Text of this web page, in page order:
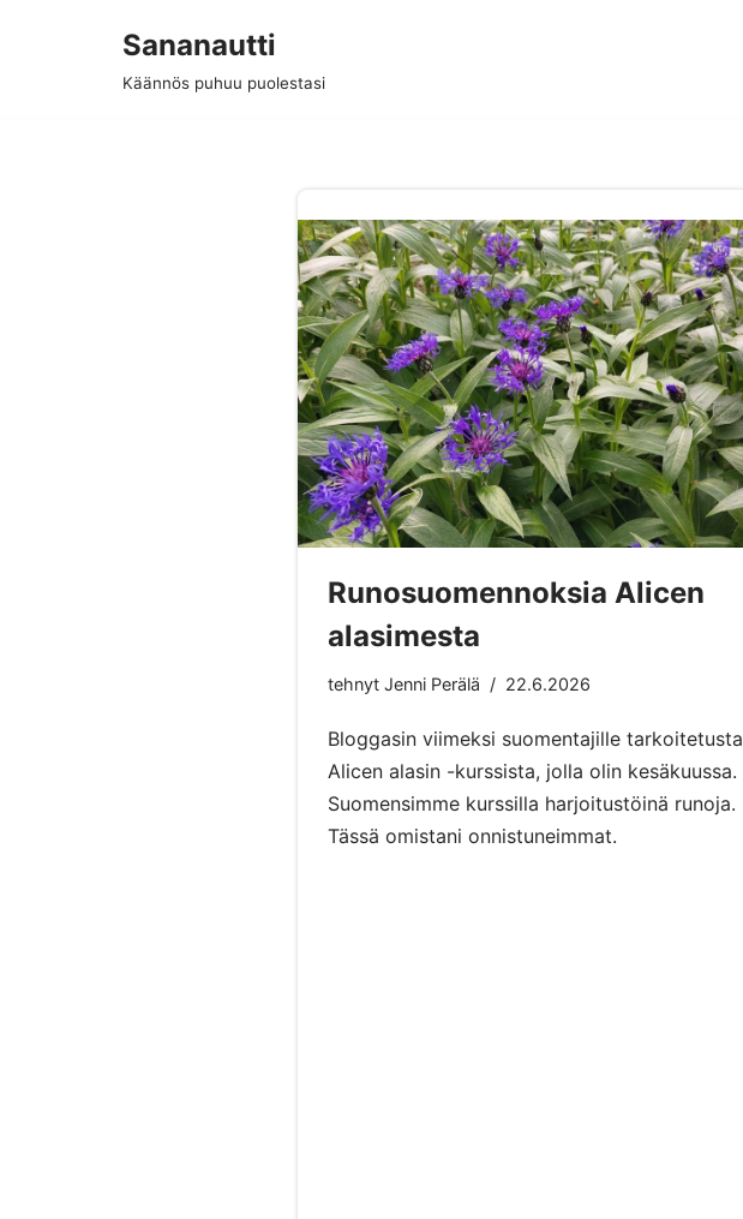
Sananautti
Käännös puhuu puolestasi
Runosuomennoksia Alicen
alasimesta
tehnytJenni Perälä 22.6.2026
Bloggasin viimeksi suomentajille tarkoitetusta
Alicen alasin -kurssista, jolla olin kesäkuussa.
Suomensimme kurssilla harjoitustöinä runoja.
Tässä omistani onnistuneimmat.